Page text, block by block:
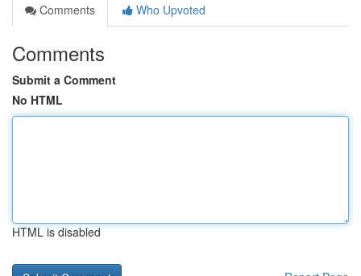
Comments
Who Upvoted
Comments
Submit a Comment
No HTML
HTML is disabled